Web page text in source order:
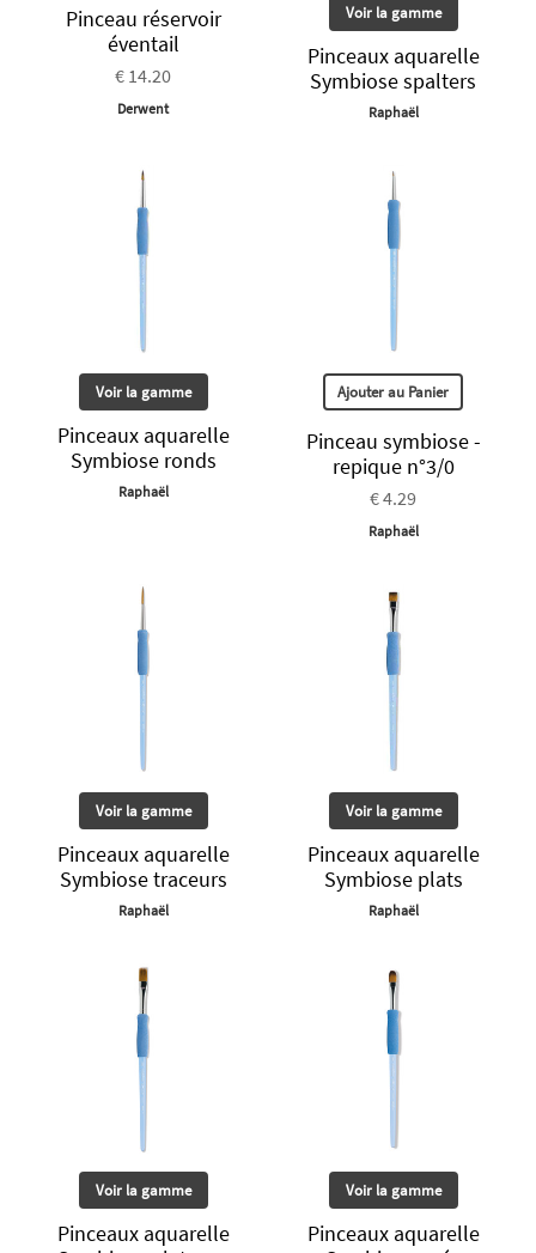
Pinceau réservoir
éventail
€ 14.20
Derwent
Voir la gamme
Pinceaux aquarelle
Symbiose spalters
Raphaël
Voir la gamme
Pinceaux aquarelle
Symbiose ronds
Raphaël
Ajouter au Panier
Pinceau symbiose -
repique n°3/0
€ 4.29
Raphaël
Voir la gamme
Pinceaux aquarelle
Symbiose traceurs
Raphaël
Voir la gamme
Pinceaux aquarelle
Symbiose plats
Raphaël
Voir la gamme
Pinceaux aquarelle
Voir la gamme
Pinceaux aquarelle